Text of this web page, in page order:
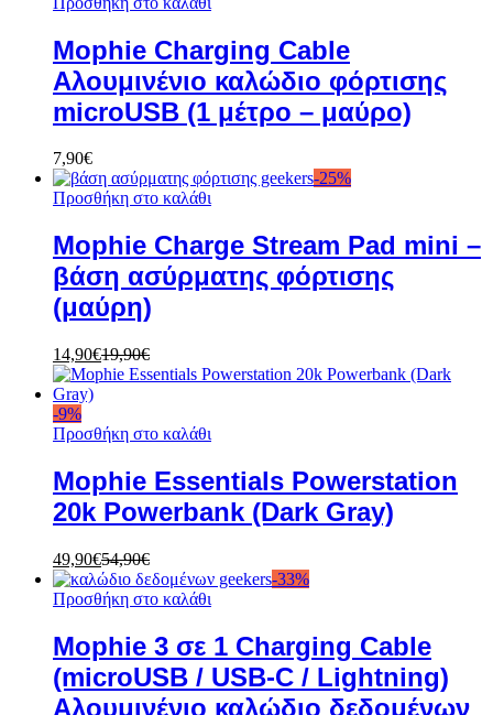
Mophie Charging Cable
Αλουμινένιο καλώδιο φόρτισης
microUSB (1 μέτρο – μαύρο)
7,90€
-25%
Προσθήκη στο καλάθι
Mophie Charge Stream Pad mini –
βάση ασύρματης φόρτισης
(μαύρη)
14,90€19,90€
-9%
Προσθήκη στο καλάθι
Mophie Essentials Powerstation
20k Powerbank (Dark Gray)
49,90€54,90€
-33%
Προσθήκη στο καλάθι
Mophie 3 σε 1 Charging Cable
(microUSB / USB-C / Lightning)
Αλουμινένιο καλώδιο δεδομένων